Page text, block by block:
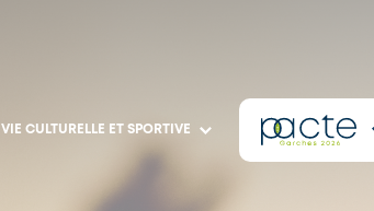
VIE CULTURELLE ET SPORTIVE